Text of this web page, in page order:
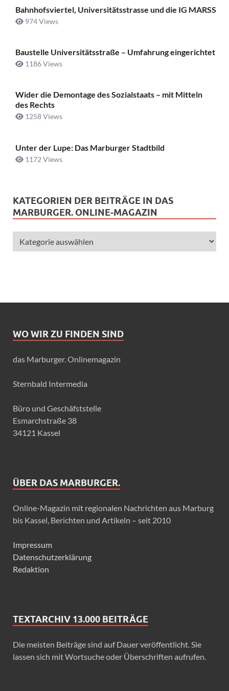
Bahnhofsviertel, Universitätsstrasse und die IG MARSS
974 Views
Baustelle Universitätsstraße ­– Umfahrung eingerichtet
1186 Views
Wider die Demontage des Sozialstaats – mit Mitteln
des Rechts
1258 Views
Unter der Lupe: Das Marburger Stadtbild
1172 Views
KATEGORIEN DER BEITRÄGE IN DAS
MARBURGER. ONLINE-MAGAZIN
WO WIR ZU FINDEN SIND
das Marburger. Onlinemagazin
Sternbald Intermedia
Büro und Geschäfststelle
Esmarchstraße 38
34121 Kassel
ÜBER DAS MARBURGER.
Online-Magazin mit regionalen Nachrichten aus Marburg
bis Kassel, Berichten und Artikeln – seit 2010
Impressum
Datenschutzerklärung
Redaktion
TEXTARCHIV 13.000 BEITRÄGE
Die meisten Beiträge sind auf Dauer veröffentlicht. Sie
lassen sich mit Wortsuche oder Überschriften aufrufen.